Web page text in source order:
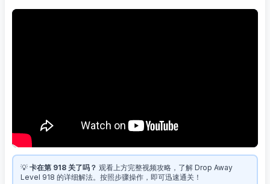
💡 卡在第 918 关了吗？ 观看上方完整视频攻略，了解 Drop Away
Level 918 的详细解法。按照步骤操作，即可迅速通关！